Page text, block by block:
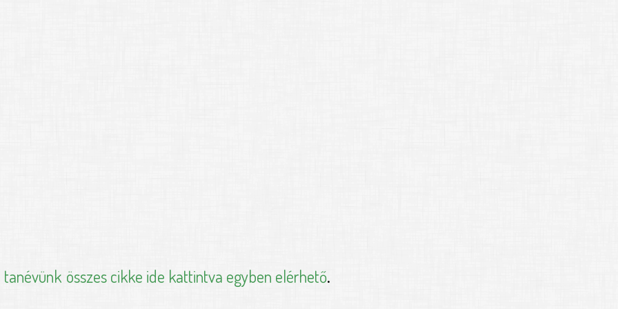
tanévünk összes cikke ide kattintva egyben elérhető.